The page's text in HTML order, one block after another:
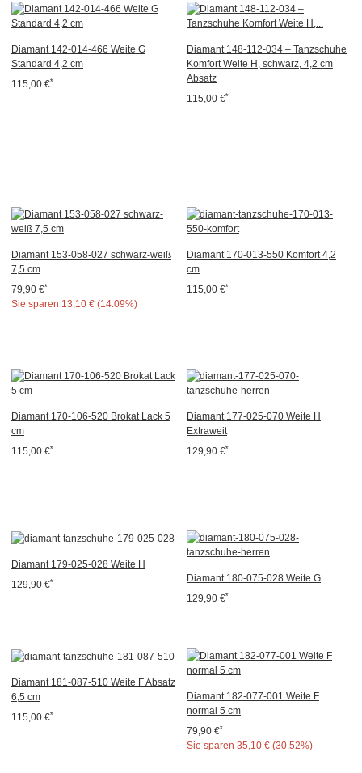
Diamant 142-014-466 Weite G
Standard 4,2 cm
115,00 €*
Diamant 148-112-034 – Tanzschuhe
Komfort Weite H, schwarz, 4,2 cm
Absatz
115,00 €*
Diamant 153-058-027 schwarz-weiß
7,5 cm
79,90 €*
Sie sparen 13,10 € (14.09%)
Diamant 170-013-550 Komfort 4,2
cm
115,00 €*
Diamant 170-106-520 Brokat Lack 5
cm
115,00 €*
Diamant 177-025-070 Weite H
Extraweit
129,90 €*
Diamant 179-025-028 Weite H
129,90 €*
Diamant 180-075-028 Weite G
129,90 €*
Diamant 181-087-510 Weite F Absatz
6,5 cm
115,00 €*
Diamant 182-077-001 Weite F
normal 5 cm
79,90 €*
Sie sparen 35,10 € (30.52%)